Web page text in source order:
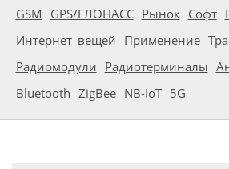
GSM GPS/ГЛОНАСС Рынок Софт
Интернет вещей Применение
Радиомодули Радиотерминалы
Bluetooth ZigBee NB-IoT 5G